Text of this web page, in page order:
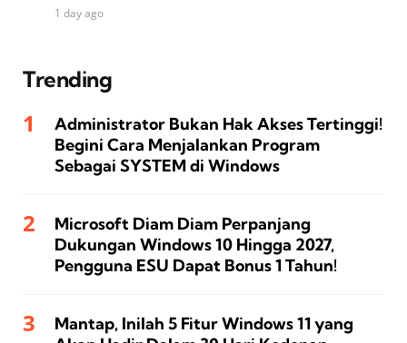
1 day ago
Trending
Administrator Bukan Hak Akses Tertinggi!
Begini Cara Menjalankan Program
Sebagai SYSTEM di Windows
Microsoft Diam Diam Perpanjang
Dukungan Windows 10 Hingga 2027,
Pengguna ESU Dapat Bonus 1 Tahun!
Mantap, Inilah 5 Fitur Windows 11 yang